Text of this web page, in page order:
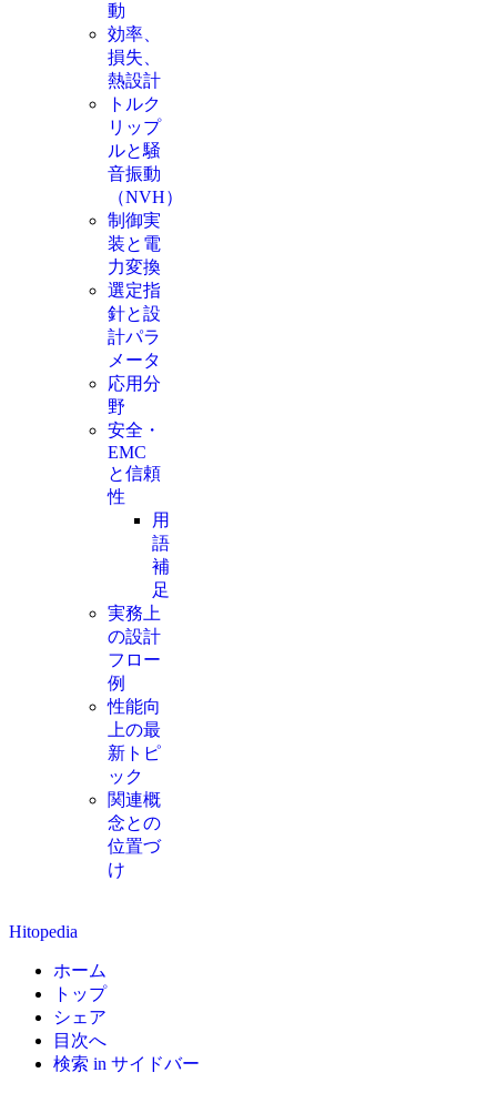
動
効率、
損失、
熱設計
トルク
リップ
ルと騒
音振動
（NVH）
制御実
装と電
力変換
選定指
針と設
計パラ
メータ
応用分
野
安全・
EMC
と信頼
性
用
語
補
足
実務上
の設計
フロー
例
性能向
上の最
新トピ
ック
関連概
念との
位置づ
け
Hitopedia
ホーム
トップ
シェア
目次へ
検索 in サイドバー